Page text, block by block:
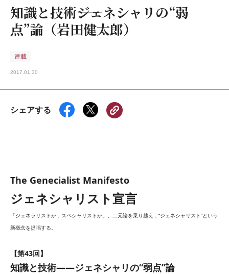
知識と技術――ジェネシャリの“弱
点”論（岩田健太郎）
連載
2017.01.30
シェアする
The Genecialist Manifesto
ジェネシャリスト宣言
「ジェネラリストか，スペシャリストか」。二元論を乗り越え，“ジェネシャリスト”という
新概念を提唱する。
【第43回】
知識と技術――ジェネシャリの“弱点”論